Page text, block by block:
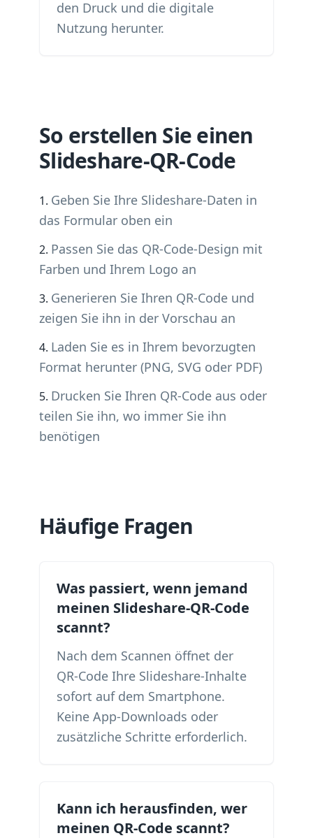
den Druck und die digitale
Nutzung herunter.
So erstellen Sie einen
Slideshare-QR-Code
Geben Sie Ihre Slideshare-Daten in
das Formular oben ein
Passen Sie das QR-Code-Design mit
Farben und Ihrem Logo an
Generieren Sie Ihren QR-Code und
zeigen Sie ihn in der Vorschau an
Laden Sie es in Ihrem bevorzugten
Format herunter (PNG, SVG oder PDF)
Drucken Sie Ihren QR-Code aus oder
teilen Sie ihn, wo immer Sie ihn
benötigen
Häufige Fragen
Was passiert, wenn jemand
meinen Slideshare-QR-Code
scannt?
Nach dem Scannen öffnet der
QR-Code Ihre Slideshare-Inhalte
sofort auf dem Smartphone.
Keine App-Downloads oder
zusätzliche Schritte erforderlich.
Kann ich herausfinden, wer
meinen QR-Code scannt?